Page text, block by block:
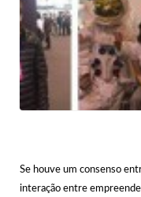
Se houve um consenso
interação entre